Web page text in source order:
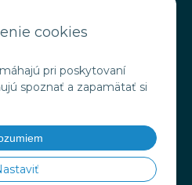
cookies
pri poskytovaní
spoznať a zapamätať si
O NÁKUPE
podmienky
a platba
údajov